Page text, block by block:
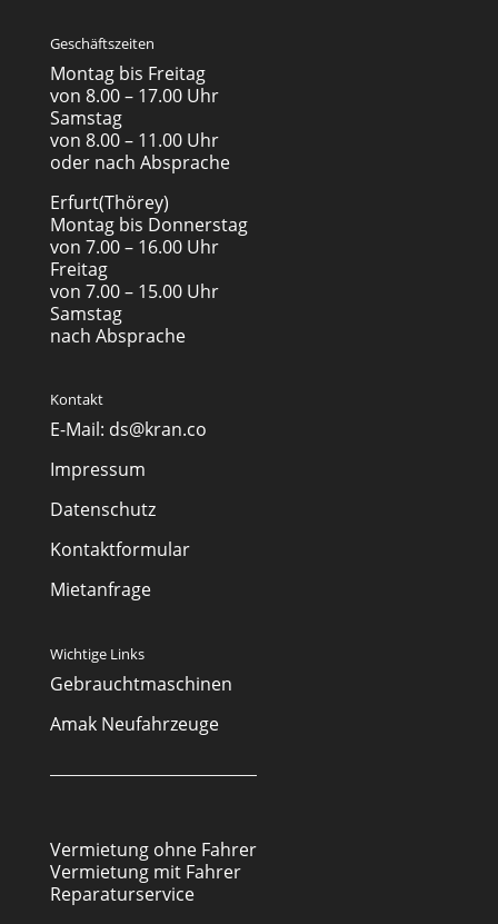
Geschäftszeiten
Montag bis Freitag
von 8.00 – 17.00 Uhr
Samstag
von 8.00 – 11.00 Uhr
oder nach Absprache
Erfurt(Thörey)
Montag bis Donnerstag
von 7.00 – 16.00 Uhr
Freitag
von 7.00 – 15.00 Uhr
Samstag
nach Absprache
Kontakt
E-Mail: ds@kran.co
Impressum
Datenschutz
Kontaktformular
Mietanfrage
Wichtige Links
Gebrauchtmaschinen
Amak Neufahrzeuge
Vermietung ohne Fahrer
Vermietung mit Fahrer
Reparaturservice